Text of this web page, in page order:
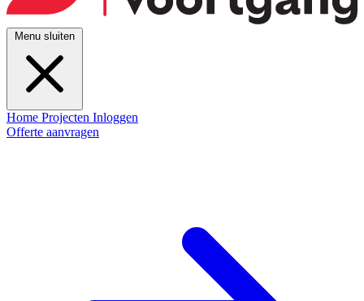
Menu sluiten
Home Projecten Inloggen
Offerte aanvragen